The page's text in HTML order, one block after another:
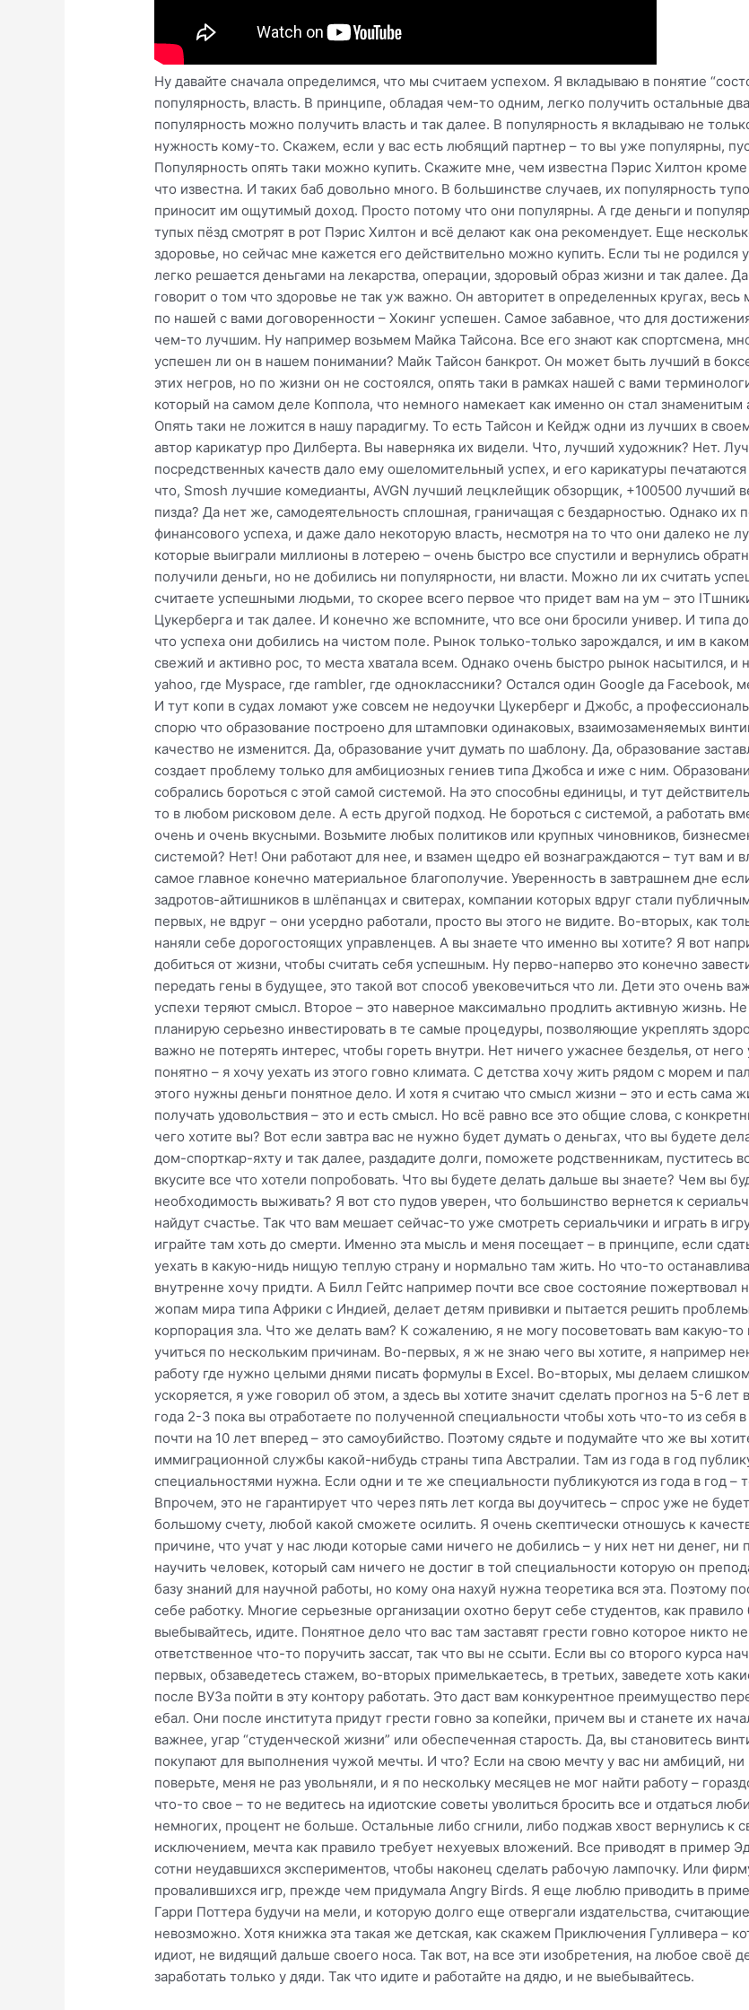
Ну давайте сначала определимся, что мы считаем успехом. Я вкладываю в понятие “состоялся по жизни” три вещи – деньги, популярность, власть. В принципе, обладая чем-то одним, легко получить остальные два. Имея власть, можно получить деньги, имея популярность можно получить власть и так далее. В популярность я вкладываю не только и не столько известность, а именно нужность кому-то. Скажем, если у вас есть любящий партнер – то вы уже популярны, пусть даже для конкретно одного человека. Популярность опять таки можно купить. Скажите мне, чем известна Пэрис Хилтон кроме того что она известна? Она известна потому что известна. И таких баб довольно много. В большинстве случаев, их популярность тупо куплена, и сейчас она – эта популярность – приносит им ощутимый доход. Просто потому что они популярны. А где деньги и популярность, там и власть – посмотрите сколько тупых пёзд смотрят в рот Пэрис Хилтон и всё делают как она рекомендует. Еще несколько лет назад я бы добавил четвертый пункт – здоровье, но сейчас мне кажется его действительно можно купить. Если ты не родился уродом или не получил увечья, то остальное легко решается деньгами на лекарства, операции, здоровый образ жизни и так далее. Да и в общем-то успех того же Хокинга – говорит о том что здоровье не так уж важно. Он авторитет в определенных кругах, весь мир его знает, то есть он популярен, то есть по нашей с вами договоренности – Хокинг успешен. Самое забавное, что для достижения успеха совершенно необязательно быть в чем-то лучшим. Ну например возьмем Майка Тайсона. Все его знают как спортсмена, многие считают величайшим спортсменом. Но успешен ли он в нашем понимании? Майк Тайсон банкрот. Он может быть лучший в боксе или в баскетболе, хуй знает я не отличаю этих негров, но по жизни он не состоялся, опять таки в рамках нашей с вами терминологии. Тоже самое с Николасом Кейджем, который на самом деле Коппола, что немного намекает как именно он стал знаменитым актером. Он популярен? Да. Но он банкрот. Опять таки не ложится в нашу парадигму. То есть Тайсон и Кейдж одни из лучших в своем деле, но все равно провальны. И наоборот – автор карикатур про Дилберта. Вы наверняка их видели. Что, лучший художник? Нет. Лучший юмор? Вряд ли. Но сочетание этих посредственных качеств дало ему ошеломительный успех, и его карикатуры печатаются вот уже лет 30. Тоже самое на YouTube – что, Smosh лучшие комедианты, AVGN лучший лецклейщик обзорщик, +100500 лучший ведущий или Jeanna Marbles самая тупая пизда? Да нет же, самодеятельность сплошная, граничащая с бездарностью. Однако их популярность помогла им достичь финансового успеха, и даже дало некоторую власть, несмотря на то что они далеко не лучшие. Собственно, большинство людей которые выиграли миллионы в лотерею – очень быстро все спустили и вернулись обратно к нищенскому существованию. То есть они получили деньги, но не добились ни популярности, ни власти. Можно ли их считать успешными? Если я задам вопрос кого вы считаете успешными людьми, то скорее всего первое что придет вам на ум – это ITшники задроты типа Билла Гейтса, Стива Джобса, Цукерберга и так далее. И конечно же вспомните, что все они бросили универ. И типа добились успеха. Ну во-первых, начнем с того что успеха они добились на чистом поле. Рынок только-только зарождался, и им в каком-то смысле да, повезло. Пока рынок был свежий и активно рос, то места хватала всем. Однако очень быстро рынок насытился, и началась жесткая конкуренция. Где сейчас yahoo, где Myspace, где rambler, где одноклассники? Остался один Google да Facebook, между которыми идет ожесточенная борьба. И тут копи в судах ломают уже совсем не недоучки Цукерберг и Джобс, а профессионалы с университетскими дипломами. Да, я не спорю что образование построено для штамповки одинаковых, взаимозаменяемых винтиков – можно одного уволить, другого нанять, качество не изменится. Да, образование учит думать по шаблону. Да, образование заставляет стать частью системы. Но это всё создает проблему только для амбициозных гениев типа Джобса и иже с ним. Образование системы может помешать только если вы собрались бороться с этой самой системой. На это способны единицы, и тут действительно порог успеха не более 1-5% как в общем-то в любом рисковом деле. А есть другой подход. Не бороться с системой, а работать вместе с ней. И плоды такой работы могут быть очень и очень вкусными. Возьмите любых политиков или крупных чиновников, бизнесменов, крупных ученых. Они что борются с системой? Нет! Они работают для нее, и взамен щедро ей вознаграждаются – тут вам и власть, и известность если пожелаете, ну и самое главное конечно материальное благополучие. Уверенность в завтрашнем дне если хотите. Так что не стоит ровняться на задротов-айтишников в шлёпанцах и свитерах, компании которых вдруг стали публичными многомиллиардными корпорациями. Во-первых, не вдруг – они усердно работали, просто вы этого не видите. Во-вторых, как только говно стало реальным – они тут же наняли себе дорогостоящих управленцев. А вы знаете что именно вы хотите? Я вот например еще пока не знаю, чего же я хочу добиться от жизни, чтобы считать себя успешным. Ну перво-наперво это конечно завести детей. Я действительно считаю важным передать гены в будущее, это такой вот способ увековечиться что ли. Дети это очень важно, если нет детей – то все остальные успехи теряют смысл. Второе – это наверное максимально продлить активную жизнь. Не хочу быть дряхлым стариком, поэтому планирую серьезно инвестировать в те самые процедуры, позволяющие укреплять здоровье о которых я говорил в начале. Тут еще важно не потерять интерес, чтобы гореть внутри. Нет ничего ужаснее безделья, от него устаешь больше всего. Ну и третье что уже понятно – я хочу уехать из этого говно климата. С детства хочу жить рядом с морем и пальмами, и ненавижу снег и зиму. Для всего этого нужны деньги понятное дело. И хотя я считаю что смысл жизни – это и есть сама жизнь, прожить жизнь, дать потомство, и получать удовольствия – это и есть смысл. Но всё равно все это общие слова, с конкретными действиями я не определился еще. Ну а чего хотите вы? Вот если завтра вас не нужно будет думать о деньгах, что вы будете делать? Ну понятно что первым делом купите дом-спорткар-яхту и так далее, раздадите долги, поможете родственникам, пуститесь во все тяжкие может быть. Скажем за год, вы вкусите все что хотели попробовать. Что вы будете делать дальше вы знаете? Чем вы будете заниматься, если отпадет необходимость выживать? Я вот сто пудов уверен, что большинство вернется к сериальчикам и видеоигрушкам для дебилов. И в этом найдут счастье. Так что вам мешает сейчас-то уже смотреть сериальчики и играть в игрушечки? Сдайте квартиру, уедьте на дачу и играйте там хоть до смерти. Именно эта мысль и меня посещает – в принципе, если сдать-продать то что есть, я уже могу спокойно уехать в какую-нидь нищую теплую страну и нормально там жить. Но что-то останавливает. Видимо это не та самая цель, к которой я внутренне хочу придти. А Билл Гейтс например почти все свое состояние пожертвовал на благотворительность, и теперь носится по жопам мира типа Африки с